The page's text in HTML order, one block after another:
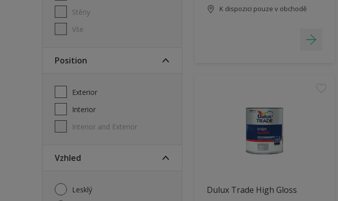
Stěny
Vše
Position
Exterior
Interior
Interior and Exterior
Vzhled
Lesklý
K dispozici pouze v obchodě
Dulux Trade High Gloss